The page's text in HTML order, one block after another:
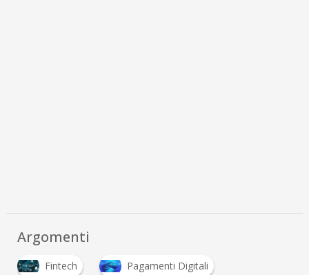
Argomenti
Fintech Pagamenti Digitali